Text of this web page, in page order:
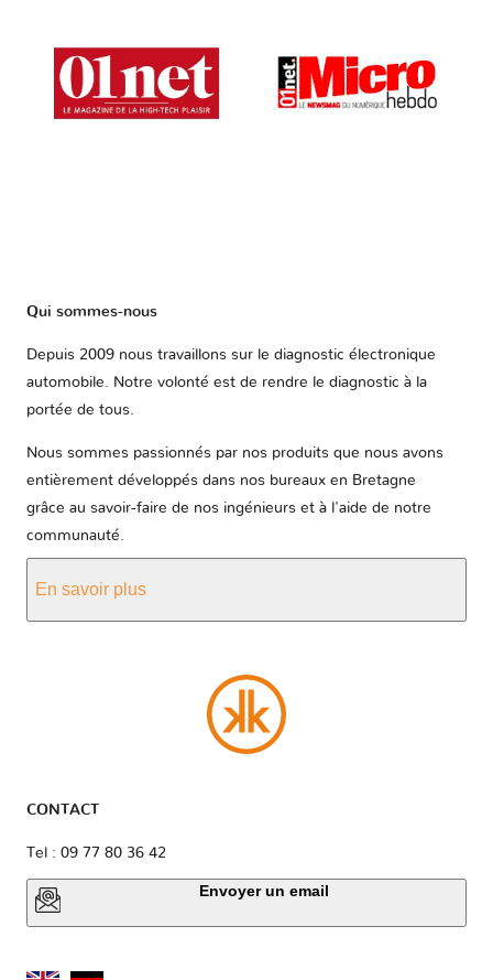
Qui sommes-nous
Depuis 2009 nous travaillons sur le diagnostic électronique
automobile. Notre volonté est de rendre le diagnostic à la
portée de tous.
Nous sommes passionnés par nos produits que nous avons
entièrement développés dans nos bureaux en Bretagne
grâce au savoir-faire de nos ingénieurs et à l'aide de notre
communauté.
En savoir plus
CONTACT
Tel : 09 77 80 36 42
Envoyer un email